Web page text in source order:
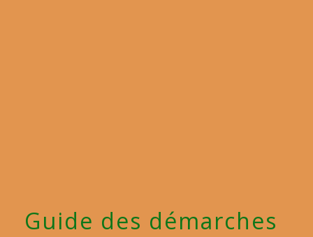
Guide des démarches